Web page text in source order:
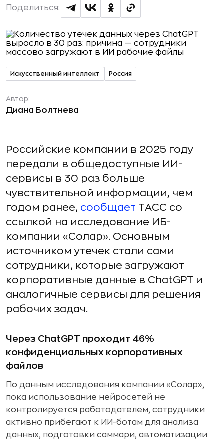
Поделиться:
Искусственный интеллект Россия
Автор:
Диана Болтнева
Российские компании в 2025 году
передали в общедоступные ИИ-
сервисы в 30 раз больше
чувствительной информации, чем
годом ранее, сообщает ТАСС со
ссылкой на исследование ИБ-
компании «Солар». Основным
источником утечек стали сами
сотрудники, которые загружают
корпоративные данные в ChatGPT и
аналогичные сервисы для решения
рабочих задач.
Через ChatGPT проходит 46%
конфиденциальных корпоративных
файлов
По данным исследования компании «Солар»,
пока использование нейросетей не
контролируется работодателем, сотрудники
активно прибегают к ИИ-ботам для анализа
данных, подготовки саммари, автоматизации